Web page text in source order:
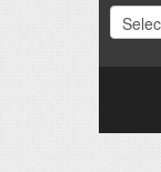
Archivo